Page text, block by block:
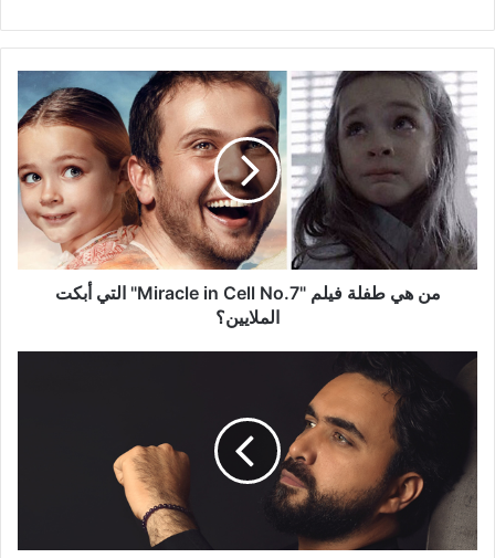
من
هي
طفلة
فيلم
"Miracle
in
Cell
No.7"
التي
من هي طفلة فيلم "Miracle in Cell No.7" التي أبكت
الملايين؟
متمسكًا
الحياة..
يُعلن
موعد
طرح
أغنيته